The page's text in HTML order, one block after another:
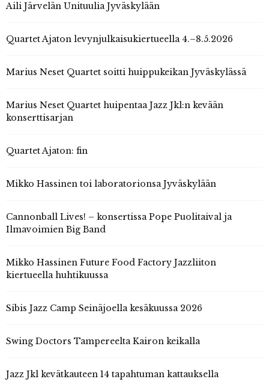
Aili Järvelän Unituulia Jyväskylään
Quartet Ajaton levynjulkaisukiertueella 4.–8.5.2026
Marius Neset Quartet soitti huippukeikan Jyväskylässä
Marius Neset Quartet huipentaa Jazz Jkl:n kevään
konserttisarjan
Quartet Ajaton: fin
Mikko Hassinen toi laboratorionsa Jyväskylään
Cannonball Lives! – konsertissa Pope Puolitaival ja
Ilmavoimien Big Band
Mikko Hassinen Future Food Factory Jazzliiton
kiertueella huhtikuussa
Sibis Jazz Camp Seinäjoella kesäkuussa 2026
Swing Doctors Tampereelta Kairon keikalla
Jazz Jkl kevätkauteen 14 tapahtuman kattauksella